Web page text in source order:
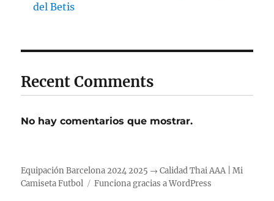
del Betis
Recent Comments
No hay comentarios que mostrar.
Equipación Barcelona 2024 2025 → Calidad Thai AAA | Mi
Camiseta Futbol
Funciona gracias a WordPress